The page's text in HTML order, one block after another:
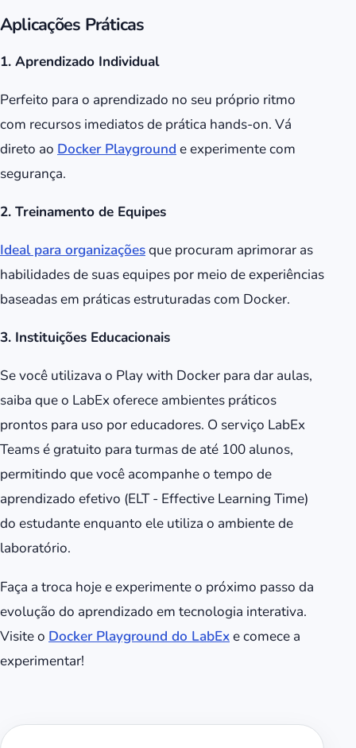
Aplicações Práticas
1. Aprendizado Individual
Perfeito para o aprendizado no seu próprio ritmo
com recursos imediatos de prática hands-on. Vá
direto ao Docker Playground e experimente com
segurança.
2. Treinamento de Equipes
Ideal para organizaçõesque procuram aprimorar as
habilidades de suas equipes por meio de experiências
baseadas em práticas estruturadas com Docker.
3. Instituições Educacionais
Se você utilizava o Play with Docker para dar aulas,
saiba que o LabEx oferece ambientes práticos
prontos para uso por educadores. O serviço LabEx
Teams é gratuito para turmas de até 100 alunos,
permitindo que você acompanhe o tempo de
aprendizado efetivo (ELT - Effective Learning Time)
do estudante enquanto ele utiliza o ambiente de
laboratório.
Faça a troca hoje e experimente o próximo passo da
evolução do aprendizado em tecnologia interativa.
Visite o Docker Playground do LabExe comece a
experimentar!